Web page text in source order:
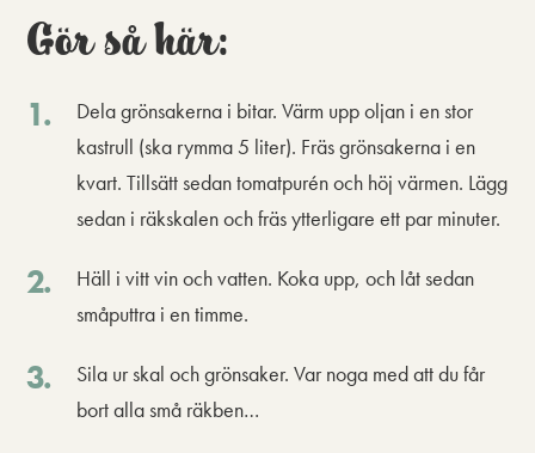
Gör så här:
Dela grönsakerna i bitar. Värm upp oljan i en stor
kastrull (ska rymma 5 liter). Fräs grönsakerna i en
kvart. Tillsätt sedan tomatpurén och höj värmen. Lägg
sedan i räkskalen och fräs ytterligare ett par minuter.
Häll i vitt vin och vatten. Koka upp, och låt sedan
småputtra i en timme.
Sila ur skal och grönsaker. Var noga med att du får
bort alla små räkben…